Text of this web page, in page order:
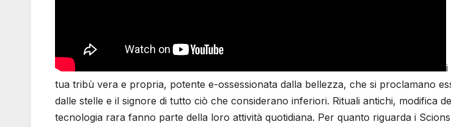
i
tua tribù vera e propria, potente e-ossessionata dalla bellezza, che si proclamano
dalle stelle e il signore di tutto ciò che considerano inferiori. Rituali antichi, modifica
tecnologia rara fanno parte della loro attività quotidiana. Per quanto riguarda i